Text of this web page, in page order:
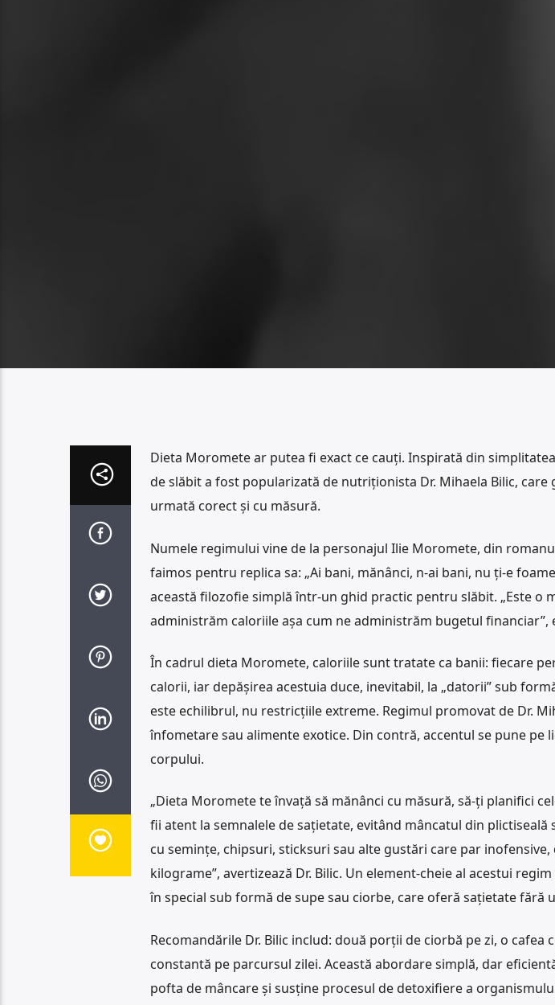
Dieta Moromete ar putea fi exact ce cauți. Inspirată din
de slăbit a fost popularizată de nutriționista Dr. Mihaela Bilic, care
urmată corect și cu măsură.
Numele regimului vine de la personajul Ilie Moromete, din
faimos pentru replica sa: „Ai bani, mănânci, n-ai bani, nu ți-e
această filozofie simplă într-un ghid practic pentru slăbit. „Este o
administrăm caloriile așa cum ne administrăm bugetul financiar”,
În cadrul dieta Moromete, caloriile sunt tratate ca banii: fiecare
calorii, iar depășirea acestuia duce, inevitabil, la „datorii” sub
este echilibrul, nu restricțiile extreme. Regimul promovat de Dr.
înfometare sau alimente exotice. Din contră, accentul se pune pe
corpului.
„Dieta Moromete te învață să mănânci cu măsură, să-ți planifici
fii atent la semnalele de sațietate, evitând mâncatul din plictiseală
cu semințe, chipsuri, sticksuri sau alte gustări care par
kilograme”, avertizează Dr. Bilic. Un element-cheie al acestui
în special sub formă de supe sau ciorbe, care oferă sațietate fără
Recomandările Dr. Bilic includ: două porții de ciorbă pe zi, o cafea
constantă pe parcursul zilei. Această abordare simplă, dar
pofta de mâncare și susține procesul de detoxifiere a